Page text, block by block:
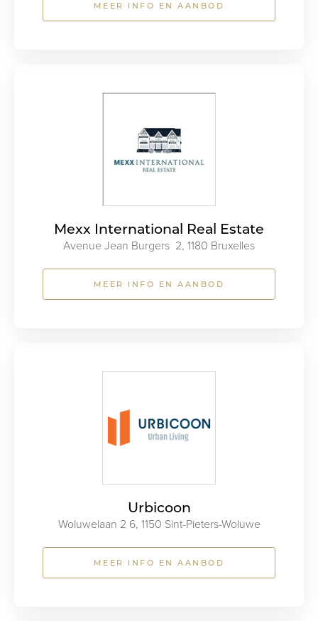
MEER INFO EN AANBOD
Mexx International Real Estate
Avenue Jean Burgers 2, 1180 Bruxelles
MEER INFO EN AANBOD
Urbicoon
Woluwelaan 2 6, 1150 Sint-Pieters-Woluwe
MEER INFO EN AANBOD